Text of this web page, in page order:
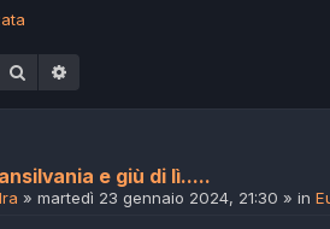
Cerca
e giù di lì.....
» martedì 23 gennaio 2024, 21:30 » in